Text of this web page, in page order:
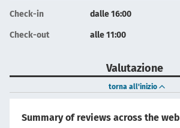
Check-in dalle 16:00
Check-out alle 11:00
Valutazione
torna all'inizio
Summary of reviews across the web